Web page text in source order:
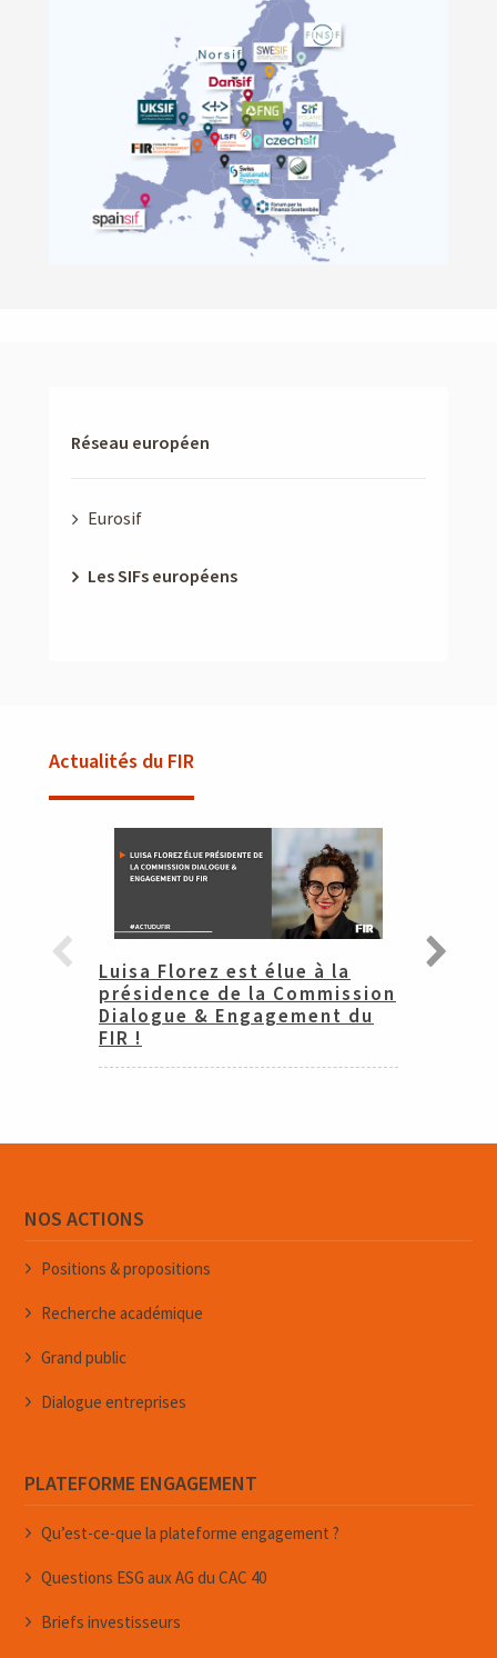
Réseau européen
Eurosif
Les SIFs européens
Actualités du FIR
Luisa Florez est élue à la
présidence de la Commission
Dialogue & Engagement du
FIR !
NOS ACTIONS
Positions & propositions
Recherche académique
Grand public
Dialogue entreprises
PLATEFORME ENGAGEMENT
Qu’est-ce-que la plateforme engagement ?
Questions ESG aux AG du CAC 40
Briefs investisseurs